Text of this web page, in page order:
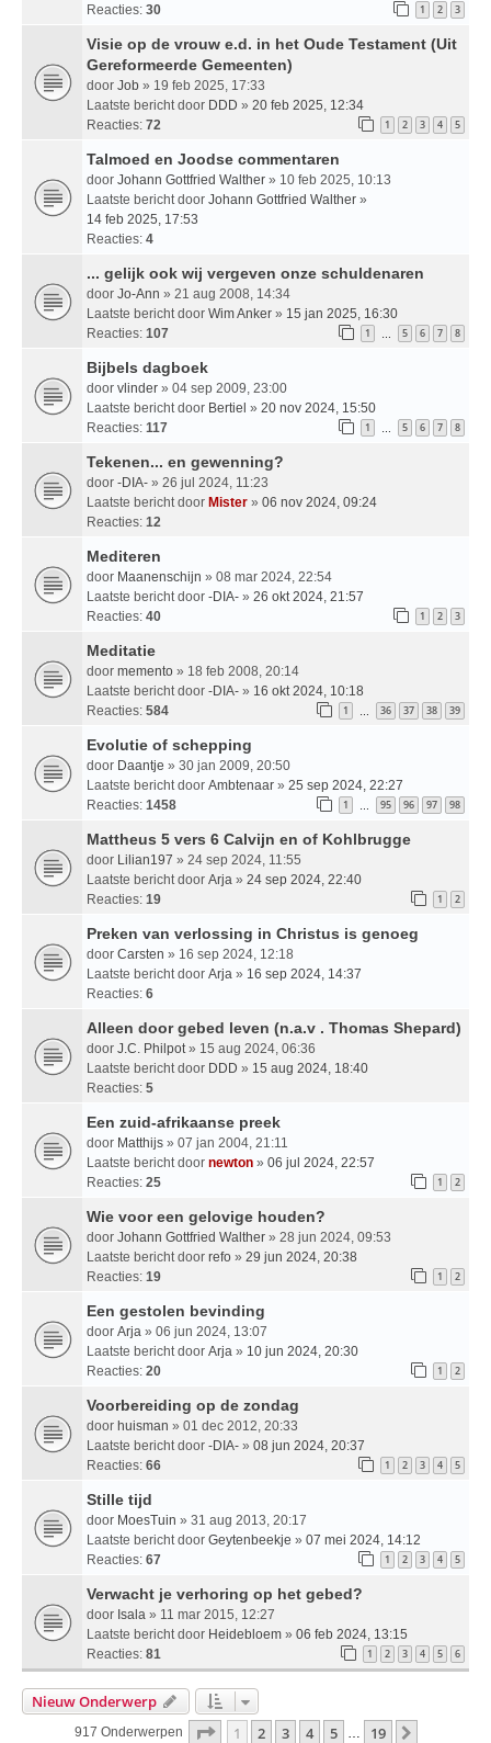
Reacties: 30 1 2 3
Visie op de vrouw e.d. in het Oude Testament (Uit
Gereformeerde Gemeenten)
door Job » 19 feb 2025, 17:33
Laatste bericht door DDD » 20 feb 2025, 12:34
Reacties: 72 1 2 3 4 5
Talmoed en Joodse commentaren
door Johann Gottfried Walther » 10 feb 2025, 10:13
Laatste bericht door Johann Gottfried Walther »
14 feb 2025, 17:53
Reacties: 4
... gelijk ook wij vergeven onze schuldenaren
door Jo-Ann » 21 aug 2008, 14:34
Laatste bericht door Wim Anker » 15 jan 2025, 16:30
Reacties: 107 1 … 5 6 7 8
Bijbels dagboek
door vlinder » 04 sep 2009, 23:00
Laatste bericht door Bertiel » 20 nov 2024, 15:50
Reacties: 117 1 … 5 6 7 8
Tekenen... en gewenning?
door -DIA- » 26 jul 2024, 11:23
Laatste bericht door Mister » 06 nov 2024, 09:24
Reacties: 12
Mediteren
door Maanenschijn » 08 mar 2024, 22:54
Laatste bericht door -DIA- » 26 okt 2024, 21:57
Reacties: 40 1 2 3
Meditatie
door memento » 18 feb 2008, 20:14
Laatste bericht door -DIA- » 16 okt 2024, 10:18
Reacties: 584 1 … 36 37 38 39
Evolutie of schepping
door Daantje » 30 jan 2009, 20:50
Laatste bericht door Ambtenaar » 25 sep 2024, 22:27
Reacties: 1458 1 … 95 96 97 98
Mattheus 5 vers 6 Calvijn en of Kohlbrugge
door Lilian197 » 24 sep 2024, 11:55
Laatste bericht door Arja » 24 sep 2024, 22:40
Reacties: 19 1 2
Preken van verlossing in Christus is genoeg
door Carsten » 16 sep 2024, 12:18
Laatste bericht door Arja » 16 sep 2024, 14:37
Reacties: 6
Alleen door gebed leven (n.a.v . Thomas Shepard)
door J.C. Philpot » 15 aug 2024, 06:36
Laatste bericht door DDD » 15 aug 2024, 18:40
Reacties: 5
Een zuid-afrikaanse preek
door Matthijs » 07 jan 2004, 21:11
Laatste bericht door newton » 06 jul 2024, 22:57
Reacties: 25 1 2
Wie voor een gelovige houden?
door Johann Gottfried Walther » 28 jun 2024, 09:53
Laatste bericht door refo » 29 jun 2024, 20:38
Reacties: 19 1 2
Een gestolen bevinding
door Arja » 06 jun 2024, 13:07
Laatste bericht door Arja » 10 jun 2024, 20:30
Reacties: 20 1 2
Voorbereiding op de zondag
door huisman » 01 dec 2012, 20:33
Laatste bericht door -DIA- » 08 jun 2024, 20:37
Reacties: 66 1 2 3 4 5
Stille tijd
door MoesTuin » 31 aug 2013, 20:17
Laatste bericht door Geytenbeekje » 07 mei 2024, 14:12
Reacties: 67 1 2 3 4 5
Verwacht je verhoring op het gebed?
door Isala » 11 mar 2015, 12:27
Laatste bericht door Heidebloem » 06 feb 2024, 13:15
Reacties: 81 1 2 3 4 5 6
Nieuw Onderwerp
917 Onderwerpen Pagina Van19
1 2 3 4 5 19